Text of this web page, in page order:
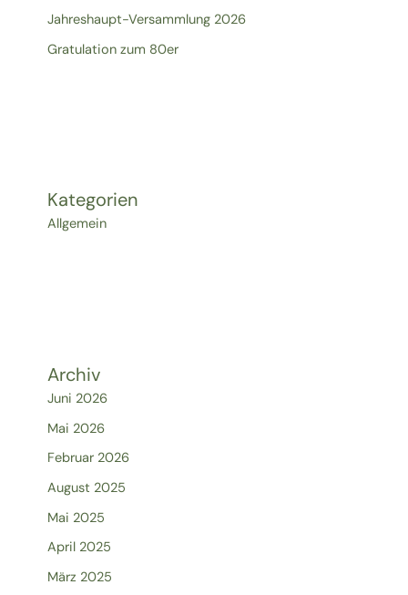
Jahreshaupt-Versammlung 2026
Gratulation zum 80er
Kategorien
Allgemein
Archiv
Juni 2026
Mai 2026
Februar 2026
August 2025
Mai 2025
April 2025
März 2025